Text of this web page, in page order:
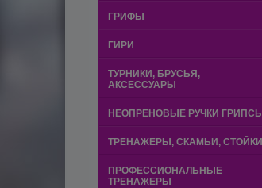
ГРИФЫ
ГИРИ
ТУРНИКИ, БРУСЬЯ,
АКСЕССУАРЫ
НЕОПРЕНОВЫЕ РУЧКИ ГРИПСЫ
ТРЕНАЖЕРЫ, СКАМЬИ, СТОЙКИ
ПРОФЕССИОНАЛЬНЫЕ
ТРЕНАЖЕРЫ